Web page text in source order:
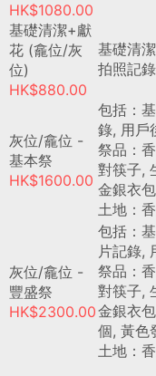
HK$1080.00
基礎清潔+獻
花 (龕位/灰
位)
HK$880.00
基礎清
拍照記
灰位/龕位 -
基本祭
HK$1600.00
包括：
錄, 用戶
祭品：
對筷子,
金銀衣
土地：
灰位/龕位 -
豐盛祭
HK$2300.00
包括：
片記錄,
祭品：
對筷子,
金銀衣
個, 黃色
土地：